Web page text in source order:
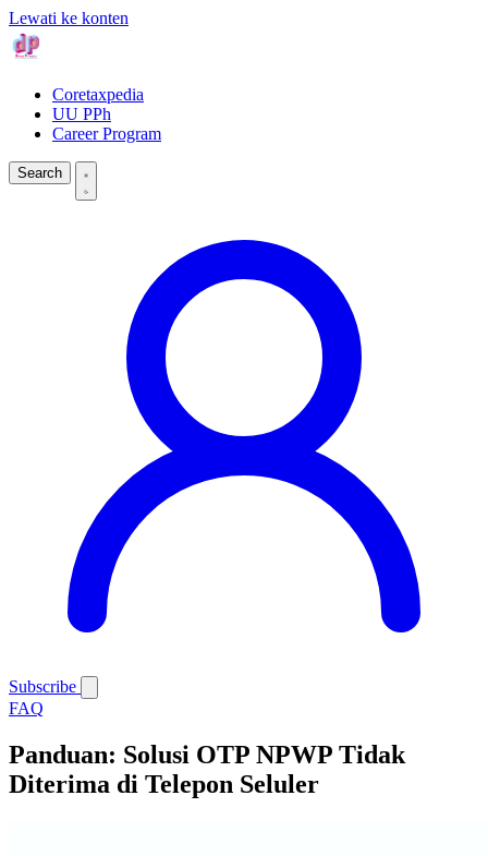
Lewati ke konten
Coretaxpedia
UU PPh
Career Program
Search
Subscribe
FAQ
Panduan: Solusi OTP NPWP Tidak
Diterima di Telepon Seluler